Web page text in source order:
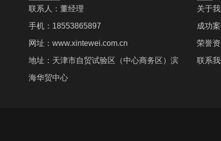
联系人：董经理
手机：18553865897
网址：www.xintewei.com.cn
地址：天津市自贸试验区（中心商务区）滨
海华贸中心
关于
成功
荣誉
联系